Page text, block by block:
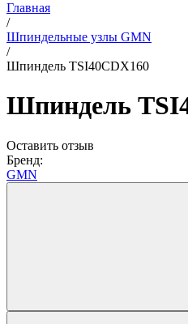
Главная
/
Шпиндельные узлы GMN
/
Шпиндель TSI40CDX160
Шпиндель
Оставить отзыв
Бренд:
GMN